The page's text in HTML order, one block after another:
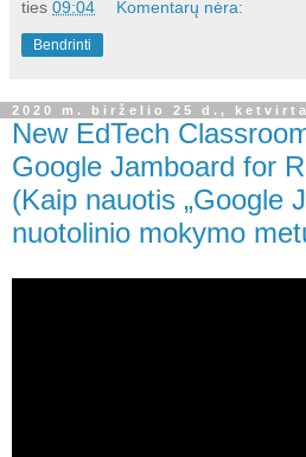
ties 09:04 Komentarų nėra:
Bendrinti
2020 m. birželio 25 d.,
New EdTech
Google Jamboard for
(Kaip nauotis „Google
nuotolinio mokymo